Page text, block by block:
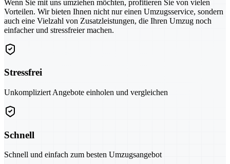
Wenn Sie mit uns umziehen möchten, profitieren Sie von vielen
Vorteilen. Wir bieten Ihnen nicht nur einen Umzugsservice, sondern
auch eine Vielzahl von Zusatzleistungen, die Ihren Umzug noch
einfacher und stressfreier machen.
Stressfrei
Unkompliziert Angebote einholen und vergleichen
Schnell
Schnell und einfach zum besten Umzugsangebot